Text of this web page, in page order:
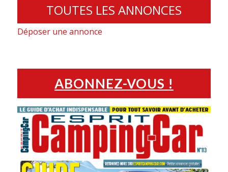
TOUTES LES ANNONCES
Déposer une annonce
ABONNEZ-VOUS !